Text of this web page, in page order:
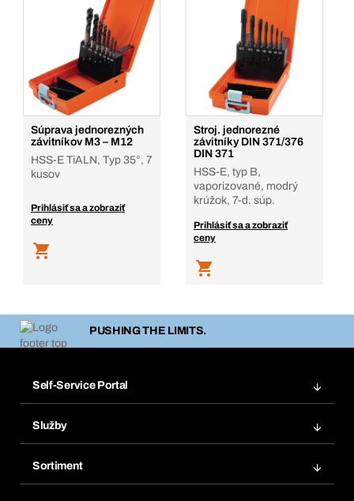
Súprava jednorezných
závitníkov M3 – M12
HSS-E TiALN, Typ 35°, 7
kusov
Prihlásiť sa a zobraziť
ceny
Stroj. jednorezné
závitníky DIN 371/376
DIN 371
HSS-E, typ B,
vaporizované, modrý
krúžok, 7-d. súp.
Prihlásiť sa a zobraziť
ceny
PUSHING THE LIMITS.
Self-Service Portal
Obľúbené
Opakované objednávky
Služby
Sortiment